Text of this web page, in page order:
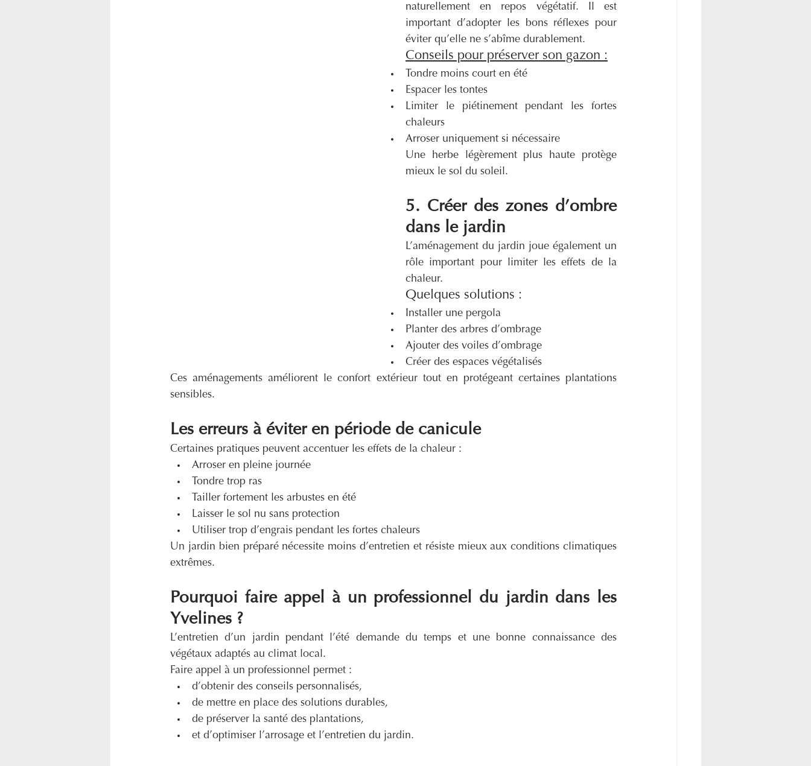
naturellement en repos végétatif. Il est
important d’adopter les bons réflexes pour
éviter qu’elle ne s’abîme durablement.
Conseils pour préserver son gazon :
Tondre moins court en été
Espacer les tontes
Limiter le piétinement pendant les fortes
chaleurs
Arroser uniquement si nécessaire
Une herbe légèrement plus haute protège
mieux le sol du soleil.
5. Créer des zones d’ombre
dans le jardin
L’aménagement du jardin joue également un
rôle important pour limiter les effets de la
chaleur.
Quelques solutions :
Installer une pergola
Planter des arbres d’ombrage
Ajouter des voiles d’ombrage
Créer des espaces végétalisés
Ces aménagements améliorent le confort extérieur tout en protégeant certaines plantations
sensibles.
Les erreurs à éviter en période de canicule
Certaines pratiques peuvent accentuer les effets de la chaleur :
Arroser en pleine journée
Tondre trop ras
Tailler fortement les arbustes en été
Laisser le sol nu sans protection
Utiliser trop d’engrais pendant les fortes chaleurs
Un jardin bien préparé nécessite moins d’entretien et résiste mieux aux conditions climatiques
extrêmes.
Pourquoi faire appel à un professionnel du jardin dans les
Yvelines ?
L’entretien d’un jardin pendant l’été demande du temps et une bonne connaissance des
végétaux adaptés au climat local.
Faire appel à un professionnel permet :
d’obtenir des conseils personnalisés,
de mettre en place des solutions durables,
de préserver la santé des plantations,
et d’optimiser l’arrosage et l’entretien du jardin.